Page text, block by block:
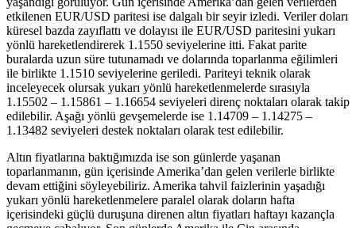
etkilenen EUR/USD paritesi ise dalgalı bir seyir izledi. Veriler doları
küresel bazda zayıflattı ve dolayısı ile EUR/USD paritesini yukarı
yönlü hareketlendirerek 1.1550 seviyelerine itti. Fakat parite
buralarda uzun süre tutunamadı ve dolarında toparlanma eğilimleri
ile birlikte 1.1510 seviyelerine geriledi. Pariteyi teknik olarak
inceleyecek olursak yukarı yönlü hareketlenmelerde sırasıyla
1.15502 – 1.15861 – 1.16654 seviyeleri direnç noktaları olarak takip
edilebilir. Aşağı yönlü gevşemelerde ise 1.14709 – 1.14275 –
1.13482 seviyeleri destek noktaları olarak test edilebilir.
Altın fiyatlarına baktığımızda ise son günlerde yaşanan
toparlanmanın, gün içerisinde Amerika’dan gelen verilerle birlikte
devam ettiğini söyleyebiliriz. Amerika tahvil faizlerinin yaşadığı
yukarı yönlü hareketlenmelere paralel olarak doların hafta
içerisindeki güçlü duruşuna direnen altın fiyatları haftayı kazançla